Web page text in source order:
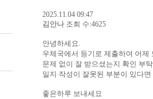
2025.11.04 09:47
김안나 조회 수:4625
안녕하세요.
우체국에서 등기로 제출하여 어
문제 없이 잘 받으셨는지 확인 부
일지 작성이 잘못된 부분이 있다
좋은하루 보내세요